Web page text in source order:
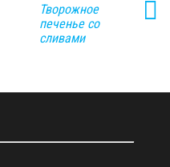
Творожное
печенье со
сливами